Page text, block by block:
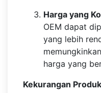
Harga yang
OEM dapat
yang lebih
harga yang
Kekurangan